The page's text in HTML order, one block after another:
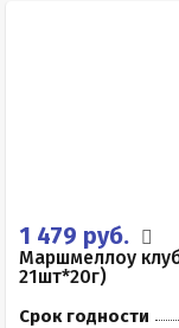
1 479 руб.
Маршмеллоу
21шт*20г)
Срок годности